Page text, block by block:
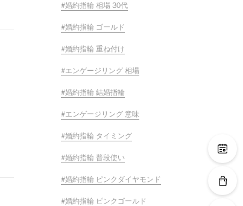
婚約指輪 相場 30代
婚約指輪 ゴールド
婚約指輪 重ね付け
エンゲージリング 相場
婚約指輪 結婚指輪
エンゲージリング 意味
婚約指輪 タイミング
婚約指輪 普段使い
婚約指輪 ピンクダイヤモンド
婚約指輪 ピンクゴールド